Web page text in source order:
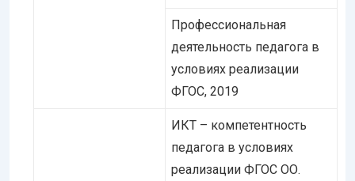
Профессиональная
деятельность педагога в
условиях реализации
ФГОС, 2019
ИКТ – компетентность
педагога в условиях
реализации ФГОС ОО.